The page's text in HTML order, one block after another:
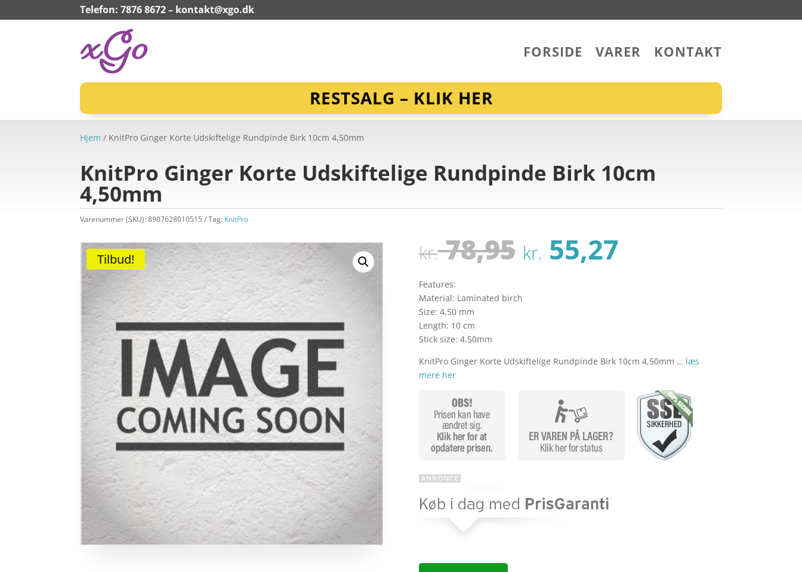
Telefon: 7876 8672 – kontakt@xgo.dk
FORSIDE VARER KONTAKT
RESTSALG – KLIK HER
Hjem / KnitPro Ginger Korte Udskiftelige Rundpinde Birk 10cm 4,50mm
KnitPro Ginger Korte Udskiftelige Rundpinde Birk 10cm
4,50mm
Varenummer (SKU):8907628010515 Tag: KnitPro
Tilbud! kr.78,95 Den
oprindelige
var:
kr. 78,95.
kr. 55,27Den
Features:
Material: Laminated birch
Size: 4,50 mm
Length: 10 cm
Stick size: 4.50mm
KnitPro Ginger Korte Udskiftelige Rundpinde Birk 10cm 4,50mm … læs
mere her